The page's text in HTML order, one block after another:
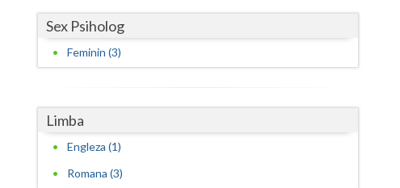
Sex Psiholog
Feminin (3)
Limba
Engleza (1)
Romana (3)